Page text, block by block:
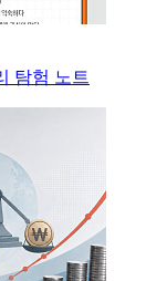
탐험 노트